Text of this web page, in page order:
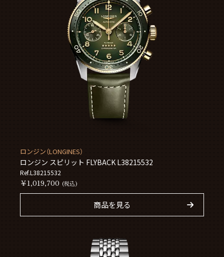
ロンジン（LONGINES）
ロンジン スピリット FLYBACK L38215532
Ref.L38215532
￥1,019,700 (税込)
商品を見る